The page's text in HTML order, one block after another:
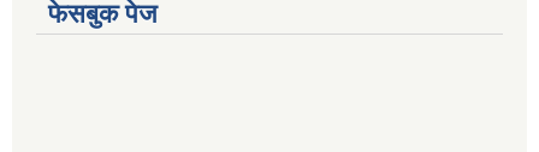
फेसबुक पेज